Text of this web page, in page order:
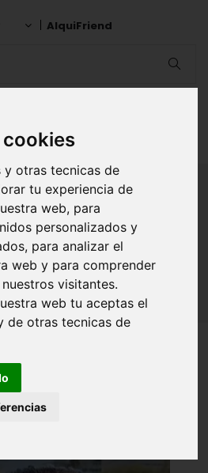
y otras tecnicas de
tu experiencia de
web, para
personalizados y
para analizar el
web y para comprender
visitantes.
web tu aceptas el
de otras tecnicas de
AlquiFriend
AMIGO
Sevilla Ruth Ledesma